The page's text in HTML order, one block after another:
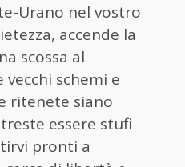
Urano nel vostro
accende la
scossa al
schemi e
ritenete siano
essere stufi
pronti a